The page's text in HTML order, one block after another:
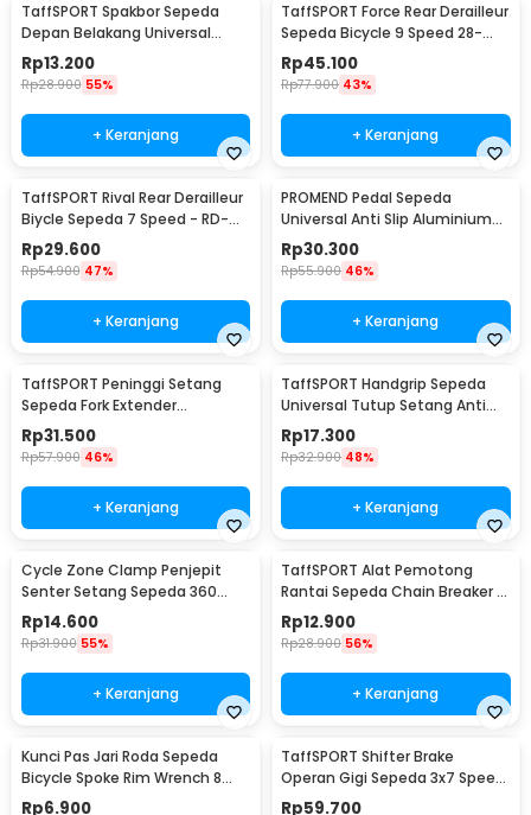
TaffSPORT Spakbor Sepeda
Depan Belakang Universal
Clamp Dua Warna - BQ541
Rp13.200
Rp28.900 55%
+ Keranjang
TaffSPORT Force Rear Derailleur
Sepeda Bicycle 9 Speed 28-
34T - RD-M390
Rp45.100
Rp77.900 43%
+ Keranjang
TaffSPORT Rival Rear Derailleur
Biycle Sepeda 7 Speed - RD-
TX35
Rp29.600
Rp54.900 47%
+ Keranjang
PROMEND Pedal Sepeda
Universal Anti Slip Aluminium
Alloy - JT410
Rp30.300
Rp55.900 46%
+ Keranjang
TaffSPORT Peninggi Setang
Sepeda Fork Extender
Aluminium Alloy 121mm - SD53
Rp31.500
Rp57.900 46%
+ Keranjang
TaffSPORT Handgrip Sepeda
Universal Tutup Setang Anti
Slip Handlebar - CL8455
Rp17.300
Rp32.900 48%
+ Keranjang
Cycle Zone Clamp Penjepit
Senter Setang Sepeda 360
Derajat - ZH1035
Rp14.600
Rp31.900 55%
+ Keranjang
TaffSPORT Alat Pemotong
Rantai Sepeda Chain Breaker -
JLQ-01
Rp12.900
Rp28.900 56%
+ Keranjang
Kunci Pas Jari Roda Sepeda
Bicycle Spoke Rim Wrench 8
Way - W805
Rp6.900
TaffSPORT Shifter Brake
Operan Gigi Sepeda 3x7 Speed
2 PCS
Rp59.700